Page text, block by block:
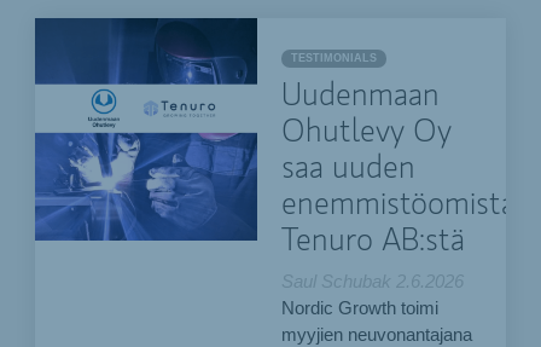
TESTIMONIALS
Uudenmaan
Ohutlevy Oy
saa uuden
Tenuro AB:stä
Saul Schubak 2.6.2026
Nordic Growth toimi
myyjien neuvonantajana